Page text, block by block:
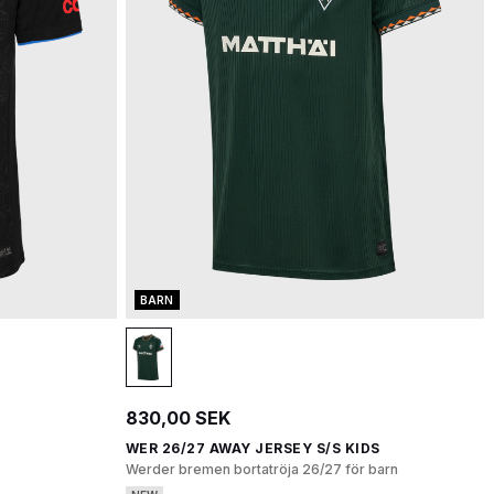
BARN
830,00 SEK
WER 26/27 AWAY JERSEY S/S KIDS
Werder bremen bortatröja 26/27 för barn